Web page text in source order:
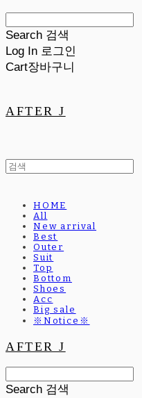
Search 검색
Log In 로그인
Cart장바구니
AFTER J
HOME
All
New arrival
Best
Outer
Suit
Top
Bottom
Shoes
Acc
Big sale
※Notice※
AFTER J
Search 검색